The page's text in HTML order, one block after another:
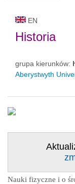
EN
Historia
grupa kierunków:
Aberystwyth
Nauki fizyczne i o